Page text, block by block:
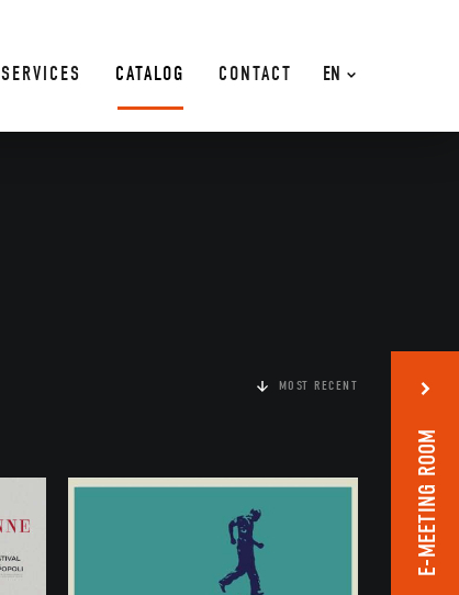
EN
SERVICES CATALOG CONTACT
MOST RECENT
E-MEETING ROOM